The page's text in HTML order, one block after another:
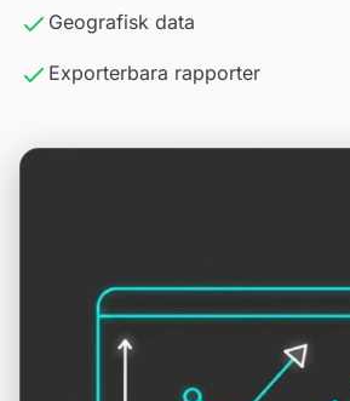
Geografisk data
Exporterbara rapporter